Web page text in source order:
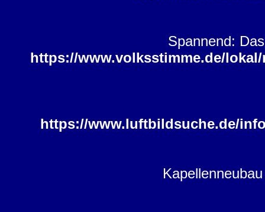
Spannend:
https://www.volksstimme.de/
https://www.luftbildsuche.de/